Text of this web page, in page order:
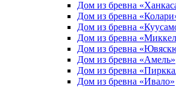
Дом из бревна
Дом из бревна
Дом из бревна
Дом из бревна
Дом из бревна
Дом из бревна «Амель»
Дом из бревна
Дом из бревна «Ивало»